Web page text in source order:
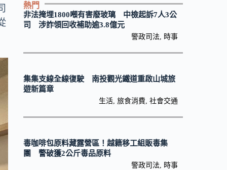
熱門
非法掩埋1800噸有害廢玻璃 中檢起訴7人3公
司 涉詐領回收補助逾3.8億元
警政司法, 時事
集集支線全線復駛 南投觀光鐵道重啟山城旅
遊新篇章
生活, 旅食消費, 社會交通
毒咖啡包原料藏露營區！越籍移工組販毒集
團 警破獲2公斤毒品原料
警政司法, 時事